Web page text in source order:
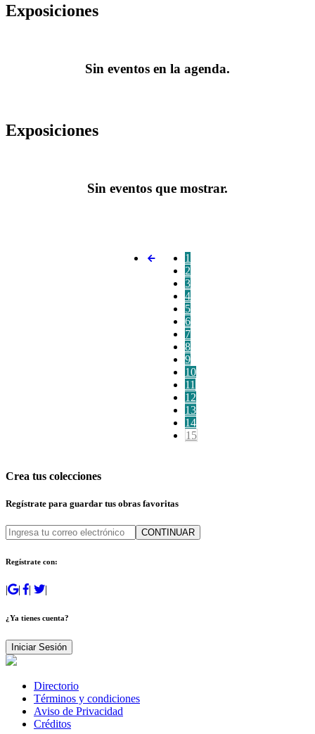
Exposiciones
Sin eventos en la agenda.
Exposiciones
Sin eventos que mostrar.
1
2
3
4
5
6
7
8
9
10
11
12
13
14
15
Crea tus colecciones
Regístrate para guardar tus obras favoritas
CONTINUAR
Regístrate con:
| | | |
¿Ya tienes cuenta?
Iniciar Sesión
Directorio
Términos y condiciones
Aviso de Privacidad
Créditos